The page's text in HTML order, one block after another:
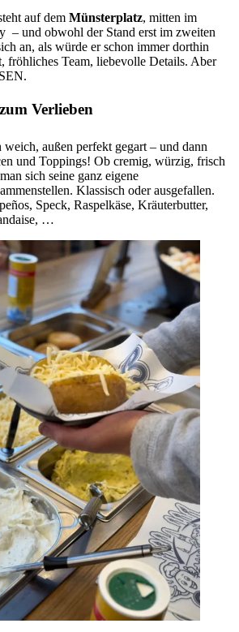
auf dem Münsterplatz, mitten im
– und obwohl der Stand erst im zweiten
an, als würde er schon immer dorthin
fröhliches Team, liebevolle Details. Aber
Verlieben
außen perfekt gegart – und dann
und Toppings! Ob cremig, würzig, frisch
sich seine ganz eigene
Klassisch oder ausgefallen.
Speck, Raspelkäse, Kräuterbutter,
…